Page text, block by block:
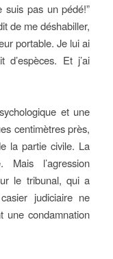
suis pas un pédé!”
de me déshabiller,
portable. Je lui ai
d’espèces. Et j’ai
et une
centimètres près,
la partie civile. La
Mais l’agression
le tribunal, qui a
judiciaire ne
une condamnation